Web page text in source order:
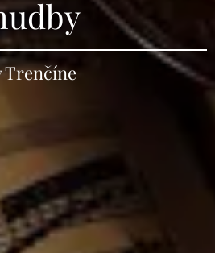
Trenčíne